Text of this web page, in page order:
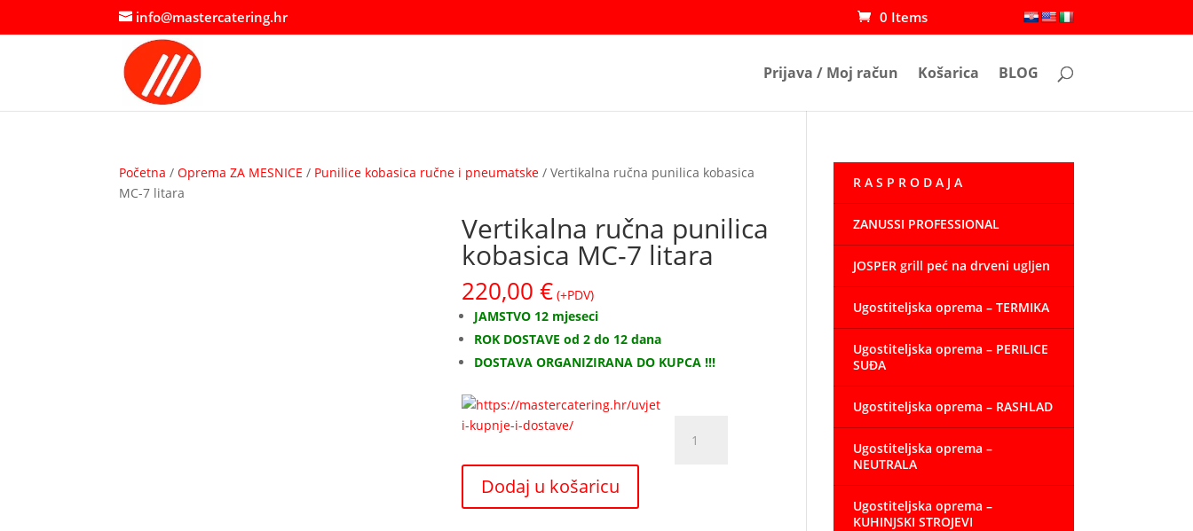
info@mastercatering.hr 0 Items
Prijava / Moj račun Košarica BLOG
Početna /Oprema ZA MESNICE / Punilice kobasica ručne i pneumatske / Vertikalna ručna punilica kobasica
MC-7 litara
Vertikalna ručna punilica
kobasica MC-7 litara
220,00€ (+PDV)
JAMSTVO 12 mjeseci
ROK DOSTAVE od 2 do 12 dana
DOSTAVA ORGANIZIRANA DO KUPCA !!!
ručna
Dodaj u košaricu
R A S P R O D A J A
ZANUSSI PROFESSIONAL
JOSPER grill peć na drveni ugljen
Ugostiteljska oprema – TERMIKA
Ugostiteljska oprema – PERILICE
SUĐA
Ugostiteljska oprema – RASHLAD
Ugostiteljska oprema –
NEUTRALA
Ugostiteljska oprema –
KUHINJSKI STROJEVI